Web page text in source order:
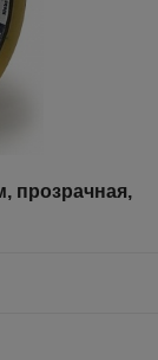
прозрачная,